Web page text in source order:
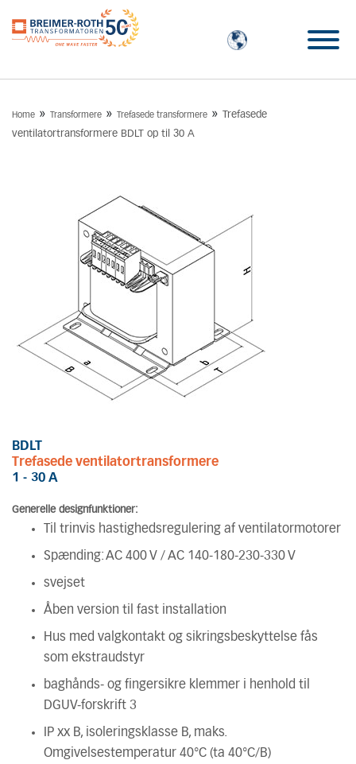
Home » Transformere » Trefasede transformere » Trefasede
ventilatortransformere BDLT op til 30 A
BDLT
Trefasede ventilatortransformere
1 - 30 A
Generelle designfunktioner:
Til trinvis hastighedsregulering af ventilatormotorer
Spænding: AC 400 V / AC 140-180-230-330 V
svejset
Åben version til fast installation
Hus med valgkontakt og sikringsbeskyttelse fås
som ekstraudstyr
baghånds- og fingersikre klemmer i henhold til
DGUV-forskrift 3
IP xx B, isoleringsklasse B, maks.
Omgivelsestemperatur 40°C (ta 40°C/B)